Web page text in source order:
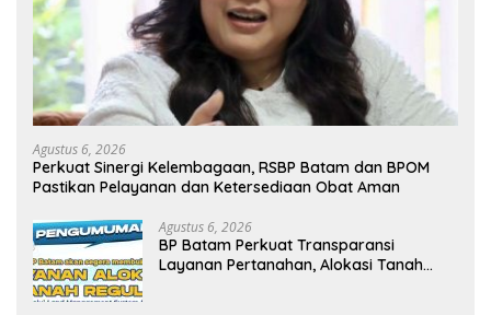
Agustus 6, 2026
Perkuat Sinergi Kelembagaan, RSBP Batam dan BPOM
Pastikan Pelayanan dan Ketersediaan Obat Aman
Agustus 6, 2026
BP Batam Perkuat Transparansi
Layanan Pertanahan, Alokasi Tanah